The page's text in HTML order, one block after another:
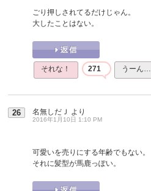
ごり押しされてるだけじゃん。
大したことはない。
それな！ 271 うーん…
26 名無しだＪ より
2016年1月10日 1:10 PM
可愛いを売りにする年齢でもない。
それに髪型が馬鹿っぽい。